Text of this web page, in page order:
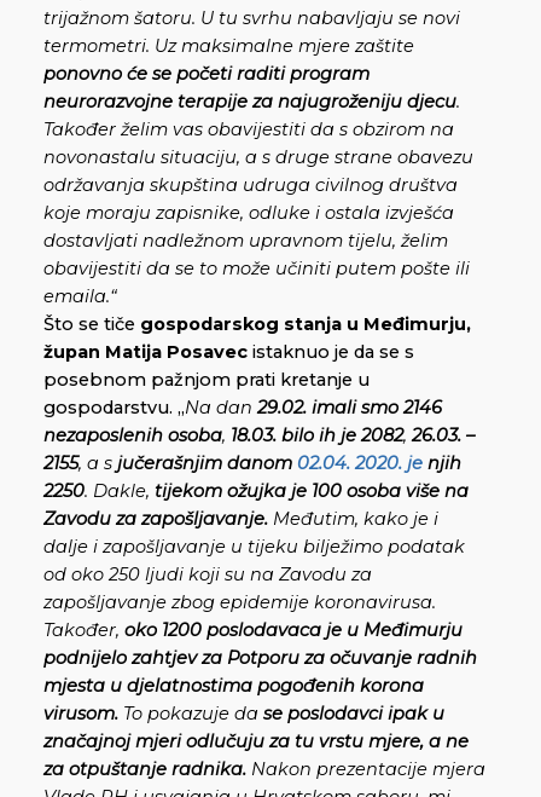
trijažnom šatoru. U tu svrhu nabavljaju se novi
termometri. Uz maksimalne mjere zaštite
ponovno će se početi raditi program
neurorazvojne terapije za najugroženiju djecu.
Također želim vas obavijestiti da s obzirom na
novonastalu situaciju, a s druge strane obavezu
održavanja skupština udruga civilnog društva
koje moraju zapisnike, odluke i ostala izvješća
dostavljati nadležnom upravnom tijelu, želim
obavijestiti da se to može učiniti putem pošte ili
emaila.“
Što se tiče gospodarskog stanja u Međimurju,
župan Matija Posavec istaknuo je da se s
posebnom pažnjom prati kretanje u
gospodarstvu. „Na dan29.02. imali smo 2146
nezaposlenih osoba, 18.03. bilo ih je 2082,26.03. –
2155, a s jučerašnjim danom 02.04. 2020. je njih
2250. Dakle, tijekom ožujka je 100 osoba više na
Zavodu za zapošljavanje. Međutim, kako je i
dalje i zapošljavanje u tijeku bilježimo podatak
od oko 250 ljudi koji su na Zavodu za
zapošljavanje zbog epidemije koronavirusa.
Također, oko 1200 poslodavaca je u Međimurju
podnijelo zahtjev za Potporu za očuvanje radnih
mjesta u djelatnostima pogođenih korona
virusom. To pokazuje da se poslodavci ipak u
značajnoj mjeri odlučuju za tu vrstu mjere, a ne
za otpuštanje radnika. Nakon prezentacije mjera